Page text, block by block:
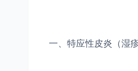
一、特应性皮炎（湿